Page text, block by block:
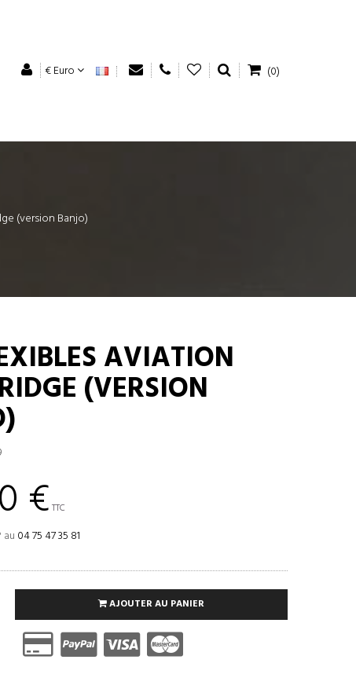
€ Euro (0)
(version Banjo)
AVIATION
(VERSION
€ TTC
04 75 47 35 81
AJOUTER AU PANIER